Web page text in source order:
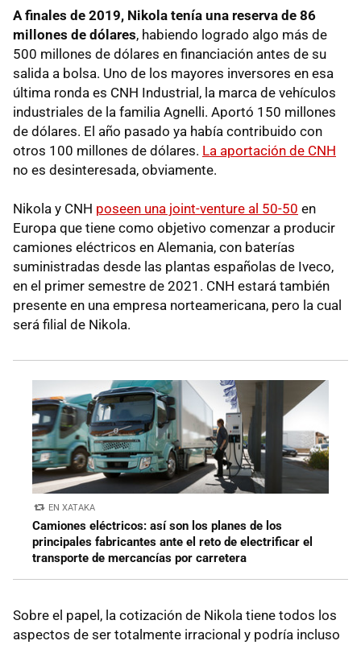
A finales de 2019, Nikola tenía una reserva de 86
millones de dólares, habiendo logrado algo más de
500 millones de dólares en financiación antes de su
salida a bolsa. Uno de los mayores inversores en esa
última ronda es CNH Industrial, la marca de vehículos
industriales de la familia Agnelli. Aportó 150 millones
de dólares. El año pasado ya había contribuido con
otros 100 millones de dólares. La aportación de CNH
no es desinteresada, obviamente.
Nikola y CNH poseen una joint-venture al 50-50 en
Europa que tiene como objetivo comenzar a producir
camiones eléctricos en Alemania, con baterías
suministradas desde las plantas españolas de Iveco,
en el primer semestre de 2021. CNH estará también
presente en una empresa norteamericana, pero la cual
será filial de Nikola.
EN XATAKA
Camiones eléctricos: así son los planes de los
principales fabricantes ante el reto de electrificar el
transporte de mercancías por carretera
Sobre el papel, la cotización de Nikola tiene todos los
aspectos de ser totalmente irracional y podría incluso